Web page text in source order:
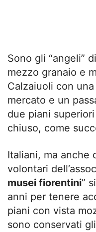
Sono gli “angeli”
mezzo granaio e
Calzaiuoli con
mercato e un
due piani
chiuso, come
Italiani, ma anche
volontari
musei fiorentini”
anni per tenere
piani con vista
sono conservati